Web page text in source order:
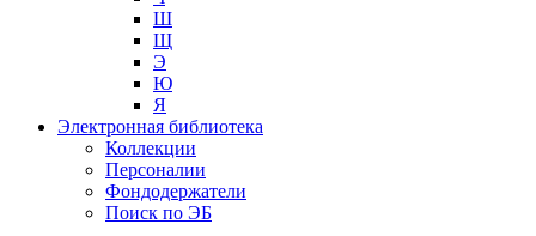
Ш
Щ
Э
Ю
Я
Электронная библиотека
Коллекции
Персоналии
Фондодержатели
Поиск по ЭБ